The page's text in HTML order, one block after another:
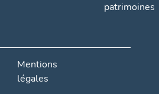
patrimoines
Mentions
légales